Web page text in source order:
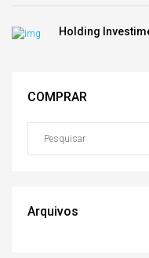
Holding
COMPRAR
Arquivos